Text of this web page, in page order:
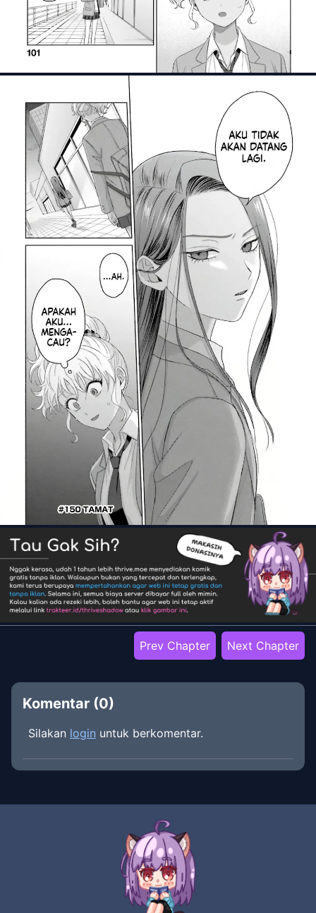
Prev Chapter Next Chapter
Komentar (0)
Silakan login untuk berkomentar.